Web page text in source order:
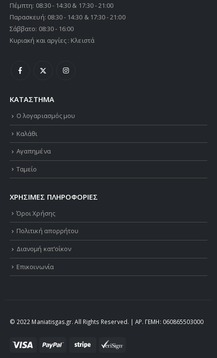
Πέμπτη: 08:30 - 14:30 & 17:30 - 21:00
Παρασκευή: 08:30 - 14:30 & 17:30 - 21:00
Σάββατο: 08:30 - 16:00
Κυριακή και αργίες : Κλειστά
ΚΑΤΑΣΤΗΜΑ
Ο λογαριασμός μου
Καλάθι
Αγαπημένα
Ταμείο
ΧΡΗΣΙΜΕΣ ΠΛΗΡΟΦΟΡΙΕΣ
Όροι Χρήσης
Πολιτική απορρήτου
Διανομή κατ’οίκον
Επικοινωνία
© 2022 Maniatisgas.gr. All Rights Reserved. | ΑΡ. ΓΕΜΗ: 060865503000